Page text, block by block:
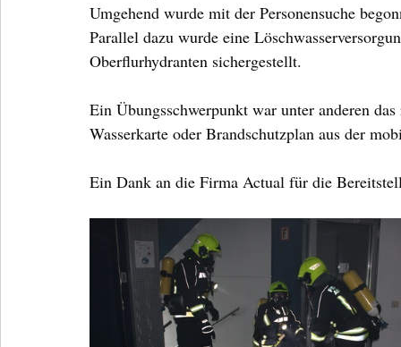
Umgehend wurde mit der Personensuche
Parallel dazu wurde eine
Oberflurhydranten sichergestellt.
Ein Übungsschwerpunkt war unter anderen
Wasserkarte oder Brandschutzplan aus der
Ein Dank an die Firma Actual für die